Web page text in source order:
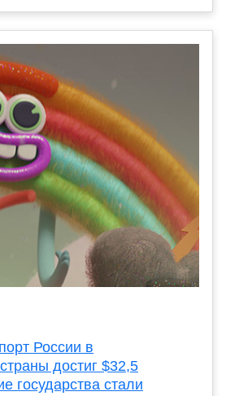
России в
достиг $32,5
государства стали